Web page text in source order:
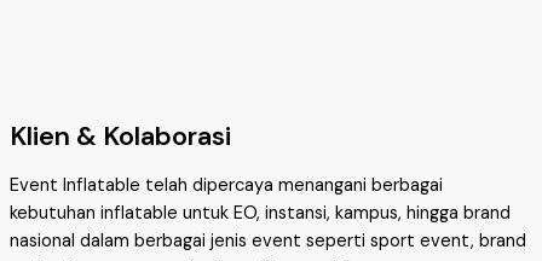
Klien & Kolaborasi
Event Inflatable telah dipercaya menangani berbagai
kebutuhan inflatable untuk EO, instansi, kampus, hingga brand
nasional dalam berbagai jenis event seperti sport event, brand